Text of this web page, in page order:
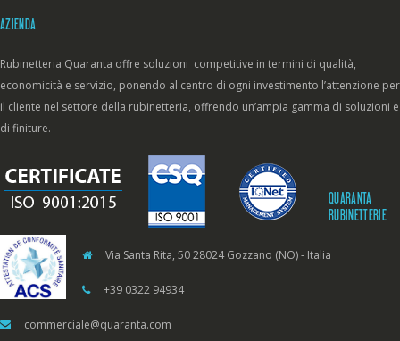
AZIENDA
Rubinetteria Quaranta offre soluzioni competitive in termini di qualità,
economicità e servizio, ponendo al centro di ogni investimento l’attenzione per
il cliente nel settore della rubinetteria, offrendo un’ampia gamma di soluzioni e
di finiture.
QUARANTA
RUBINETTERIE
Via Santa Rita, 50 28024 Gozzano (NO) - Italia
+39 0322 94934
commerciale@quaranta.com